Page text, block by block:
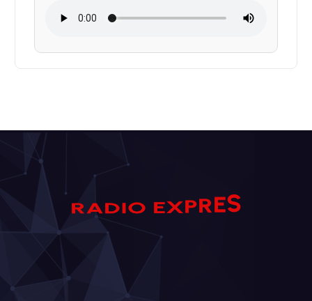
RADIO EXPRES